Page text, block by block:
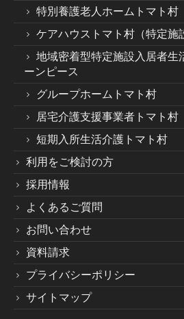
特別養護老人ホームトマト村
ケアハウストマト村（特定施
地域密着型特定施設入居者生
ーンピース
グループホームトマト村
居宅介護支援事業者トマト村
短期入所生活介護トマト村
利用をご検討の方
採用情報
よくあるご質問
お問い合わせ
資料請求
プライバシーポリシー
サイトマップ